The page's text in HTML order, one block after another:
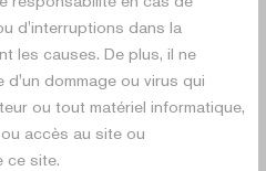
d'interruptions dans la
les causes. De plus, il ne
dommage ou virus qui
ou tout matériel informatique,
accès au site ou
ce site.